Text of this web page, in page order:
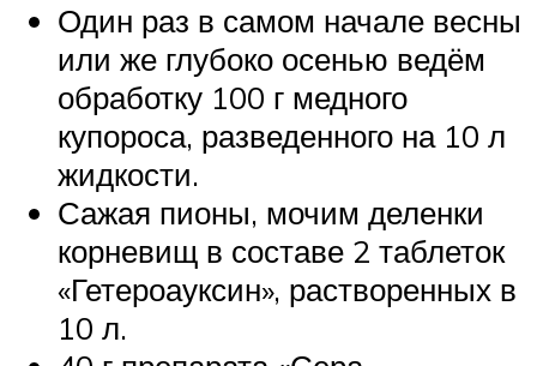
Один раз в самом начале весны
или же глубоко осенью ведём
обработку 100 г медного
купороса, разведенного на 10 л
жидкости.
Сажая пионы, мочим деленки
корневищ в составе 2 таблеток
«Гетероауксин», растворенных в
10 л.